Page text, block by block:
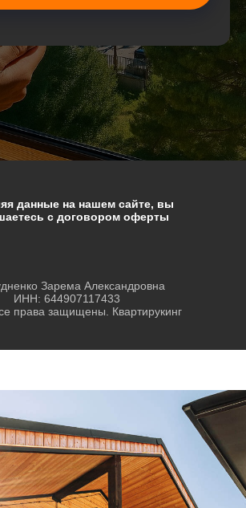
данные на нашем сайте, вы
с договором оферты
Зарема Александровна
ИНН: 644907117433
права защищены. Квартирукинг